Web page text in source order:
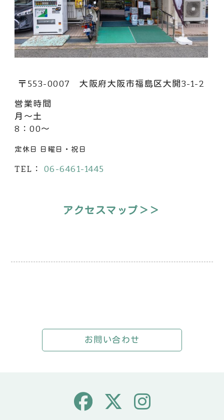
〒553-0007 大阪府大阪市福島区大開3-1-2
営業時間
月～土
8：00～
定休日 日曜日・祝日
TEL： 06-6461-1445
アクセスマップ＞＞
お問い合わせ